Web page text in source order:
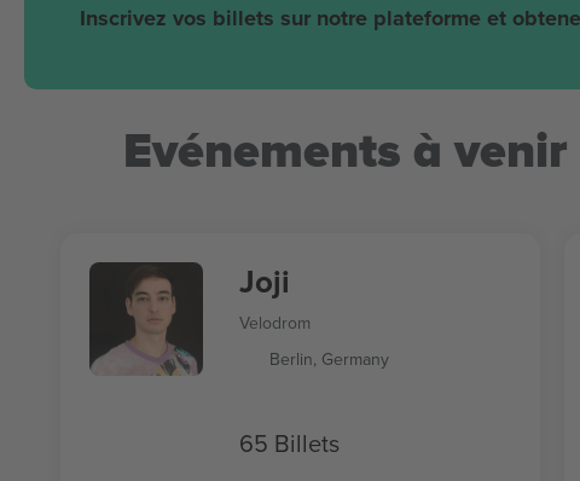
Inscrivez vos billets sur notre plateforme et
Evénements à
Joji
Velodrom
Berlin, Germany
65 Billets